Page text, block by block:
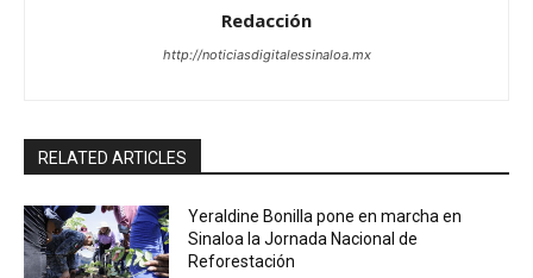
Redacción
http://noticiasdigitalessinaloa.mx
RELATED ARTICLES
Yeraldine Bonilla pone en marcha en
Sinaloa la Jornada Nacional de
Reforestación